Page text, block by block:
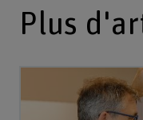
Plus